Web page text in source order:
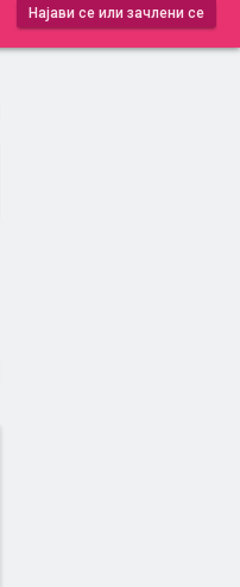
Најави се или зачлени се